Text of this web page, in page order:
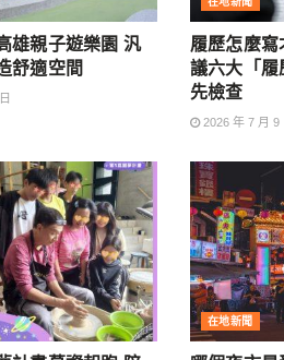
雄親子遊樂園 汎
舒適空間
履歷怎麼寫
議六大「履
先檢查
2026 年 7 月 9
在地新聞